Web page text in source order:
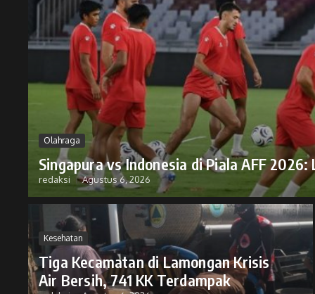
Olahraga
Singapura vs Indonesia di Piala AFF
redaksi Agustus 6, 2026
Kesehatan
Tiga Kecamatan di Lamongan Krisis
Air Bersih, 741 KK Terdampak